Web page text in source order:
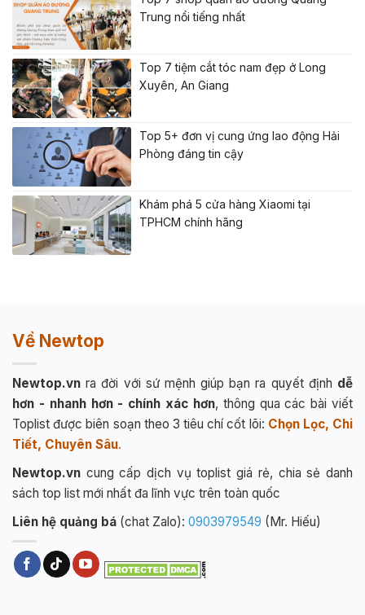
Trung nổi tiếng nhất
Top 7 tiệm cắt tóc nam đẹp ở Long
Xuyên, An Giang
Top 5+ đơn vị cung ứng lao động Hải
Phòng đáng tin cậy
Khám phá 5 cửa hàng Xiaomi tại
TPHCM chính hãng
Về Newtop
Newtop.vn ra đời với sứ mệnh giúp bạn ra quyết định dễ
hơn - nhanh hơn - chính xác hơn, thông qua các bài viết
Toplist được biên soạn theo 3 tiêu chí cốt lõi: Chọn Lọc, Chi
Tiết, Chuyên Sâu.
Newtop.vn cung cấp dịch vụ toplist giá rẻ, chia sẻ danh
sách top list mới nhất đa lĩnh vực trên toàn quốc
Liên hệ quảng bá (chat Zalo): 0903979549 (Mr. Hiếu)